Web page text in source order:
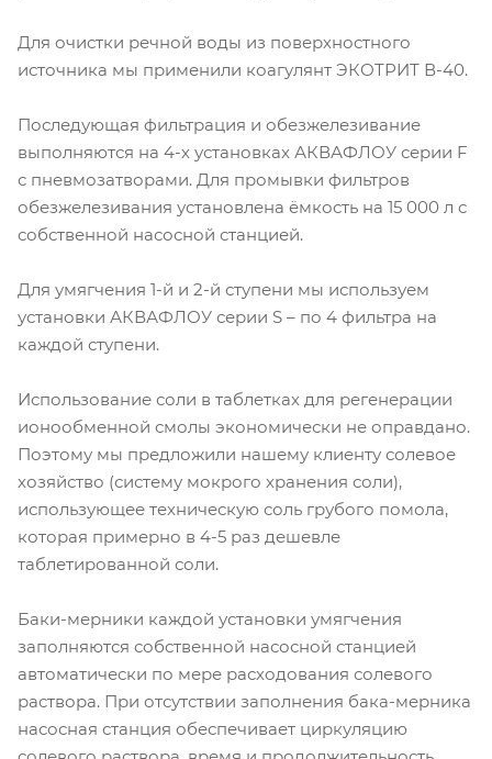
Для очистки речной воды из поверхностного
источника мы применили коагулянт ЭКОТРИТ В-40.
Последующая фильтрация и обезжелезивание
выполняются на 4-х установках АКВАФЛОУ серии F
с пневмозатворами. Для промывки фильтров
обезжелезивания установлена ёмкость на 15 000 л с
собственной насосной станцией.
Для умягчения 1-й и 2-й ступени мы используем
установки АКВАФЛОУ серии S – по 4 фильтра на
каждой ступени.
Использование соли в таблетках для регенерации
ионообменной смолы экономически не оправдано.
Поэтому мы предложили нашему клиенту солевое
хозяйство (систему мокрого хранения соли),
использующее техническую соль грубого помола,
которая примерно в 4-5 раз дешевле
таблетированной соли.
Баки-мерники каждой установки умягчения
заполняются собственной насосной станцией
автоматически по мере расходования солевого
раствора. При отсутствии заполнения бака-мерника
насосная станция обеспечивает циркуляцию